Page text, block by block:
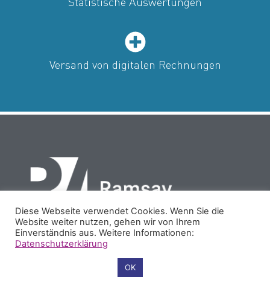
Versand von digitalen Rechnungen
PARTNER REFERENZEN
DATENSCHUTZ
Diese Webseite verwendet Cookies. Wenn Sie die
Website weiter nutzen, gehen wir von Ihrem
Einverständnis aus. Weitere Informationen:
Datenschutzerklärung
OK